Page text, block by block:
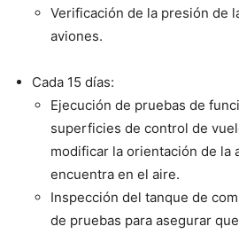
Verificación de la presión de
aviones.
Cada 15 días:
Ejecución de pruebas de
superficies de control de
modificar la orientación de la
encuentra en el aire.
Inspección del tanque de
de pruebas para asegurar